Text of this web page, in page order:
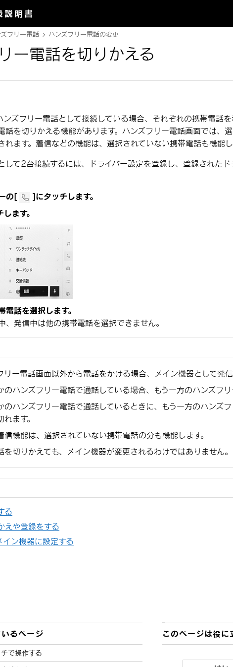
説明書
フリー電話 ハンズフリー電話の変更
ー電話を切りかえる
ズフリー電話として接続している場合、それぞれの携帯電話
話を切りかえる機能があります。ハンズフリー電話画面では、
れます。着信などの機能は、選択されていない携帯電話も機能し
して2台接続するには、ドライバー設定を登録し、登録された
の[‍ ‍]にタッチします。
ます。
電話を選択します。
、発信中は他の携帯電話を選択できません。
リー電話画面以外から電話をかける場合、メイン機器として発信
のハンズフリー電話で通話している場合、もう一方のハンズフリ
のハンズフリー電話で通話しているときに、もう一方のハンズ
ます。
信機能は、選択されていない携帯電話の分も機能します。
を切りかえても、メイン機器が変更されるわけではありません。
る
えや登録をする
ン機器に設定する
るページ
で操作する
このページは役に